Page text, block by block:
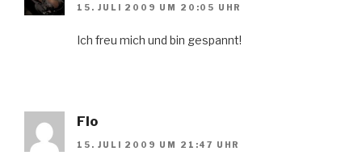
15. JULI 2009 UM 20:05 UHR
Ich freu mich und bin gespannt!
Flo
15. JULI 2009 UM 21:47 UHR